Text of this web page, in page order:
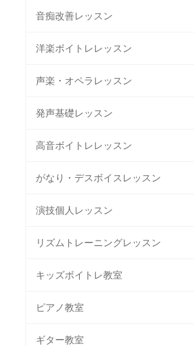
音痴改善レッスン
洋楽ボイトレレッスン
声楽・オペラレッスン
発声基礎レッスン
高音ボイトレレッスン
がなり・デスボイスレッスン
演技個人レッスン
リズムトレーニングレッスン
キッズボイトレ教室
ピアノ教室
ギター教室